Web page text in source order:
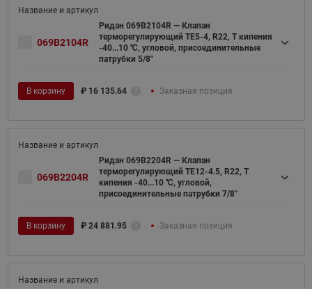
069B2104R
Ридан 069B2104R — Клапан
терморегулирующий TE5-4, R22, T кипения
-40...10 ℃, угловой, присоединительные
патрубки 5/8"
В корзину ₽ 16 135.64 Заказная позиция
069B2204R
Ридан 069B2204R — Клапан
терморегулирующий TE12-4.5, R22, T
кипения -40...10 ℃, угловой,
присоединительные патрубки 7/8"
В корзину ₽ 24 881.95 Заказная позиция